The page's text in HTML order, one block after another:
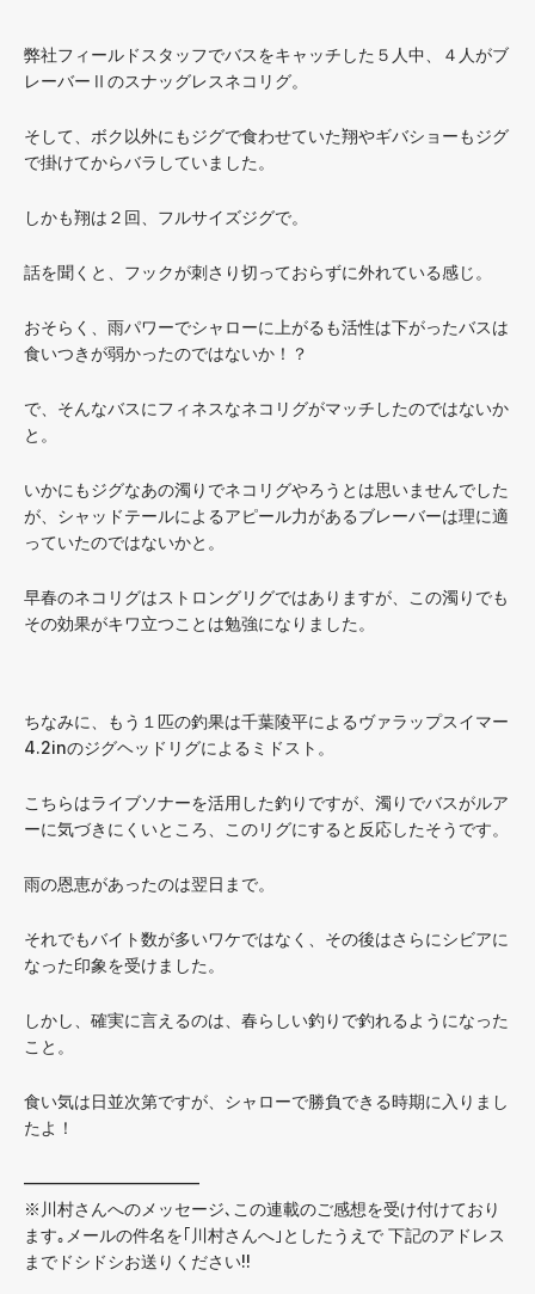
弊社フィールドスタッフでバスをキャッチした５人中、４人がブ
レーバーⅡのスナッグレスネコリグ。
そして、ボク以外にもジグで食わせていた翔やギバショーもジグ
で掛けてからバラしていました。
しかも翔は２回、フルサイズジグで。
話を聞くと、フックが刺さり切っておらずに外れている感じ。
おそらく、雨パワーでシャローに上がるも活性は下がったバスは
食いつきが弱かったのではないか！？
で、そんなバスにフィネスなネコリグがマッチしたのではないか
と。
いかにもジグなあの濁りでネコリグやろうとは思いませんでした
が、シャッドテールによるアピール力があるブレーバーは理に適
っていたのではないかと。
早春のネコリグはストロングリグではありますが、この濁りでも
その効果がキワ立つことは勉強になりました。
ちなみに、もう１匹の釣果は千葉陵平によるヴァラップスイマー
4.2inのジグヘッドリグによるミドスト。
こちらはライブソナーを活用した釣りですが、濁りでバスがルア
ーに気づきにくいところ、このリグにすると反応したそうです。
雨の恩恵があったのは翌日まで。
それでもバイト数が多いワケではなく、その後はさらにシビアに
なった印象を受けました。
しかし、確実に言えるのは、春らしい釣りで釣れるようになった
こと。
食い気は日並次第ですが、シャローで勝負できる時期に入りまし
たよ！
——————————–
※川村さんへのメッセージ､この連載のご感想を受け付けており
ます｡メールの件名を｢川村さんへ｣としたうえで 下記のアドレス
までドシドシお送りください!!